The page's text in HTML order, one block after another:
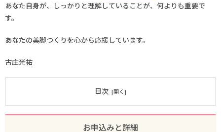
あなた自身が、しっかりと理解していることが、何よりも重要で
す。
あなたの美脚つくりを心から応援しています。
古庄光祐
目次
お申込みと詳細